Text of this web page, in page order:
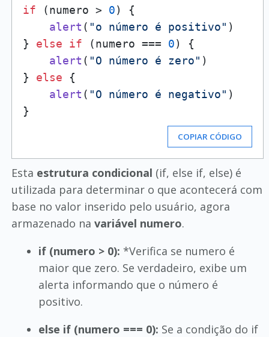
if (numero > 0) {
alert ( "o número é positivo" )
} else if (numero === 0) {
alert ( "O número é zero" )
} else {
alert ( "O número é negativo" )
COPIAR CÓDIGO
Esta estrutura condicional (if, else if, else) é
utilizada para determinar o que acontecerá com
base no valor inserido pelo usuário, agora
armazenado na variável numero.
if (numero > 0): *Verifica se numero é
maior que zero. Se verdadeiro, exibe um
alerta informando que o número é
positivo.
else if (numero === 0): Se a condição do if